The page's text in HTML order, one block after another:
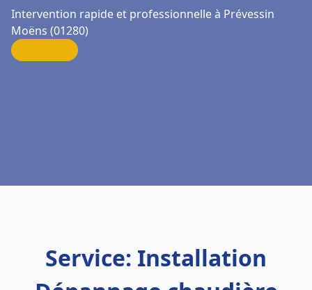
Intervention rapide et professionnelle à Prévessin
Moëns (01280)
Service: Installation